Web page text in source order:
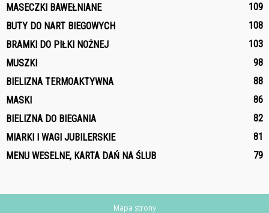
MASECZKI BAWEŁNIANE
109
BUTY DO NART BIEGOWYCH
108
BRAMKI DO PIŁKI NOŻNEJ
103
MUSZKI
98
BIELIZNA TERMOAKTYWNA
88
MASKI
86
BIELIZNA DO BIEGANIA
82
MIARKI I WAGI JUBILERSKIE
81
MENU WESELNE, KARTA DAŃ NA ŚLUB
79
Mapa strony